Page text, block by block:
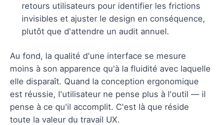
retours utilisateurs pour identifier les frictions
invisibles et ajuster le design en conséquence,
plutôt que d'attendre un audit annuel.
Au fond, la qualité d'une interface se mesure
moins à son apparence qu'à la fluidité avec laquelle
elle disparaît. Quand la conception ergonomique
est réussie, l'utilisateur ne pense plus à l'outil — il
pense à ce qu'il accomplit. C'est là que réside
toute la valeur du travail UX.